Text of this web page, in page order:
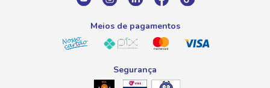
atendimento@savegnago.com.br
Meios de pagamentos
Segurança